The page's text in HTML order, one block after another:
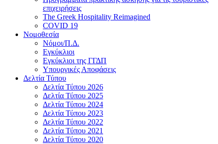
επιχειρήσεις
The Greek Hospitality Reimagined
COVID 19
Νομοθεσία
Νόμοι/Π.Δ.
Εγκύκλιοι
Εγκύκλιοι της ΓΓΔΠ
Υπουργικές Αποφάσεις
Δελτία Τύπου
Δελτία Τύπου 2026
Δελτία Τύπου 2025
Δελτία Τύπου 2024
Δελτία Τύπου 2023
Δελτία Τύπου 2022
Δελτία Τύπου 2021
Δελτία Τύπου 2020